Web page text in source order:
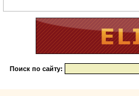
Поиск по сайту: